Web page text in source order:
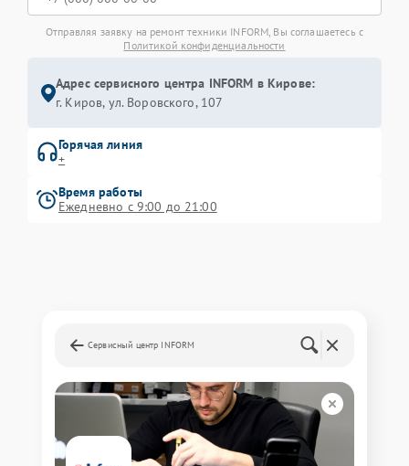
Отправляя заявку на ремонт техники INFORM, Вы соглашаетесь с
Политикой конфиденциальности
Адрес сервисного центра INFORM в Кирове:
г. Киров, ул. Воровского, 107
Горячая линия
+
Время работы
Ежедневно с 9:00 до 21:00
Сервисный центр INFORM